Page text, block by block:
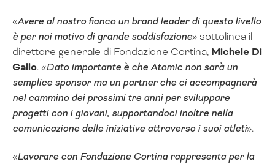
«Avere al nostro fianco un brand leader di questo livello
è per noi motivo di grande soddisfazione» sottolinea il
direttore generale di Fondazione Cortina, Michele Di
Gallo. «Dato importante è che Atomic non sarà un
semplice sponsor ma un partner che ci accompagnerà
nel cammino dei prossimi tre anni per sviluppare
progetti con i giovani, supportandoci inoltre nella
comunicazione delle iniziative attraverso i suoi atleti».
«Lavorare con Fondazione Cortina rappresenta per la